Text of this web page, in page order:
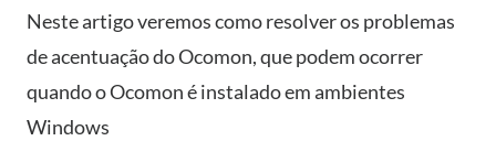
Neste artigo veremos como resolver os problemas
de acentuação do Ocomon, que podem ocorrer
quando o Ocomon é instalado em ambientes
Windows